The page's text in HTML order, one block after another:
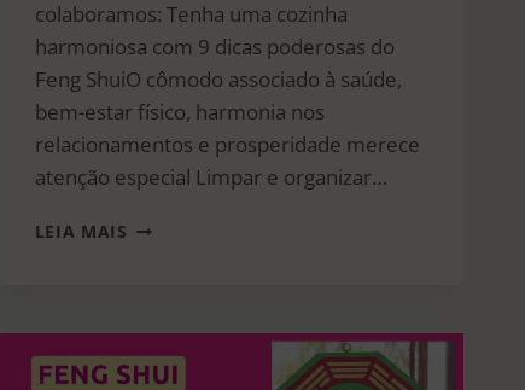
colaboramos: Tenha uma cozinha
harmoniosa com 9 dicas poderosas do
Feng ShuiO cômodo associado à saúde,
bem-estar físico, harmonia nos
relacionamentos e prosperidade merece
atenção especial Limpar e organizar…
LEIA MAIS NOSSOS
E
JARDIM